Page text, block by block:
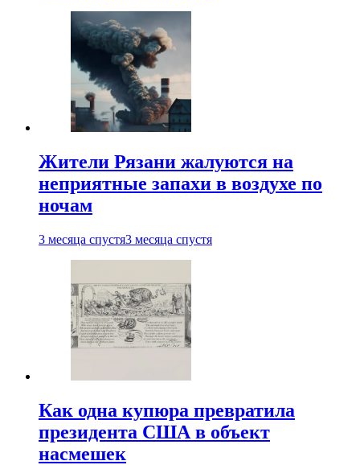
Жители Рязани жалуются на
неприятные запахи в воздухе по
ночам
3 месяца спустя3 месяца спустя
Как одна купюра превратила
президента США в объект
насмешек